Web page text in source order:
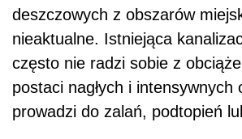
deszczowych z obszarów
nieaktualne. Istniejąca
często nie radzi sobie z
postaci nagłych i intensywnych
prowadzi do zalań, podtopień